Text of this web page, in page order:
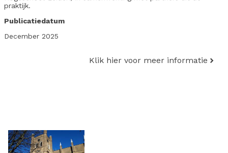
praktijk.
Publicatiedatum
December 2025
Klik hier voor meer informatie